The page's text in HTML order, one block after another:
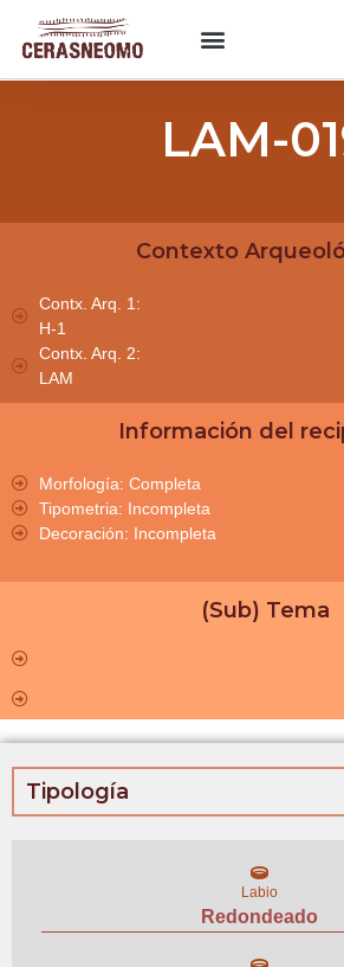
LAM-
Contexto
Contx. Arq. 1:
H-1
Contx. Arq. 2:
LAM
Información del
Morfología: Completa
Tipometria: Incompleta
Decoración: Incompleta
(Sub) Tema
Tipología
Labio
Redondeado